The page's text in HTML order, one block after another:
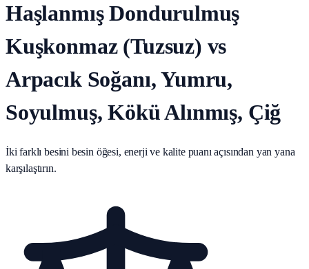
Haşlanmış Dondurulmuş
Kuşkonmaz (Tuzsuz) vs
Arpacık Soğanı, Yumru,
Soyulmuş, Kökü Alınmış, Çiğ
İki farklı besini besin öğesi, enerji ve kalite puanı açısından yan yana
karşılaştırın.